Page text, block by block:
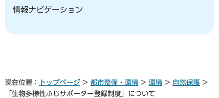
情報ナビゲーション
現在位置： トップページ > 都市整備・環境 > 環境 > 自然保護 >
「生物多様性ふじサポーター登録制度」について